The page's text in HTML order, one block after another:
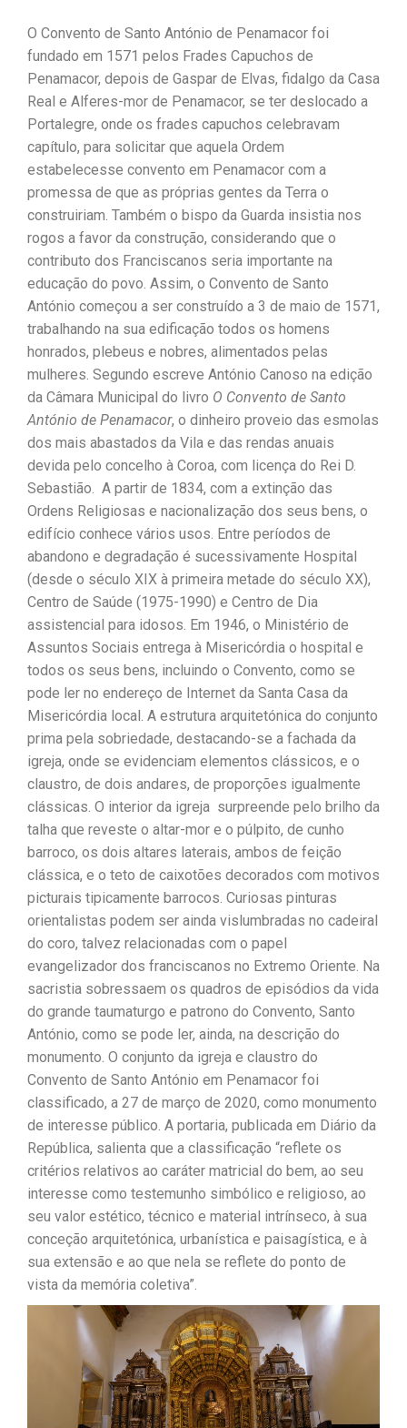
O Convento de Santo António de Penamacor foi
fundado em 1571 pelos Frades Capuchos de
Penamacor, depois de Gaspar de Elvas, fidalgo da Casa
Real e Alferes-mor de Penamacor, se ter deslocado a
Portalegre, onde os frades capuchos celebravam
capítulo, para solicitar que aquela Ordem
estabelecesse convento em Penamacor com a
promessa de que as próprias gentes da Terra o
construiriam. Também o bispo da Guarda insistia nos
rogos a favor da construção, considerando que o
contributo dos Franciscanos seria importante na
educação do povo. Assim, o Convento de Santo
António começou a ser construído a 3 de maio de 1571,
trabalhando na sua edificação todos os homens
honrados, plebeus e nobres, alimentados pelas
mulheres. Segundo escreve António Canoso na edição
da Câmara Municipal do livro O Convento de Santo
António de Penamacor, o dinheiro proveio das esmolas
dos mais abastados da Vila e das rendas anuais
devida pelo concelho à Coroa, com licença do Rei D.
Sebastião. A partir de 1834, com a extinção das
Ordens Religiosas e nacionalização dos seus bens, o
edifício conhece vários usos. Entre períodos de
abandono e degradação é sucessivamente Hospital
(desde o século XIX à primeira metade do século XX),
Centro de Saúde (1975-1990) e Centro de Dia
assistencial para idosos. Em 1946, o Ministério de
Assuntos Sociais entrega à Misericórdia o hospital e
todos os seus bens, incluindo o Convento, como se
pode ler no endereço de Internet da Santa Casa da
Misericórdia local. A estrutura arquitetónica do conjunto
prima pela sobriedade, destacando-se a fachada da
igreja, onde se evidenciam elementos clássicos, e o
claustro, de dois andares, de proporções igualmente
clássicas. O interior da igreja surpreende pelo brilho da
talha que reveste o altar-mor e o púlpito, de cunho
barroco, os dois altares laterais, ambos de feição
clássica, e o teto de caixotões decorados com motivos
picturais tipicamente barrocos. Curiosas pinturas
orientalistas podem ser ainda vislumbradas no cadeiral
do coro, talvez relacionadas com o papel
evangelizador dos franciscanos no Extremo Oriente. Na
sacristia sobressaem os quadros de episódios da vida
do grande taumaturgo e patrono do Convento, Santo
António, como se pode ler, ainda, na descrição do
monumento. O conjunto da igreja e claustro do
Convento de Santo António em Penamacor foi
classificado, a 27 de março de 2020, como monumento
de interesse público. A portaria, publicada em Diário da
República, salienta que a classificação “reflete os
critérios relativos ao caráter matricial do bem, ao seu
interesse como testemunho simbólico e religioso, ao
seu valor estético, técnico e material intrínseco, à sua
conceção arquitetónica, urbanística e paisagística, e à
sua extensão e ao que nela se reflete do ponto de
vista da memória coletiva”.